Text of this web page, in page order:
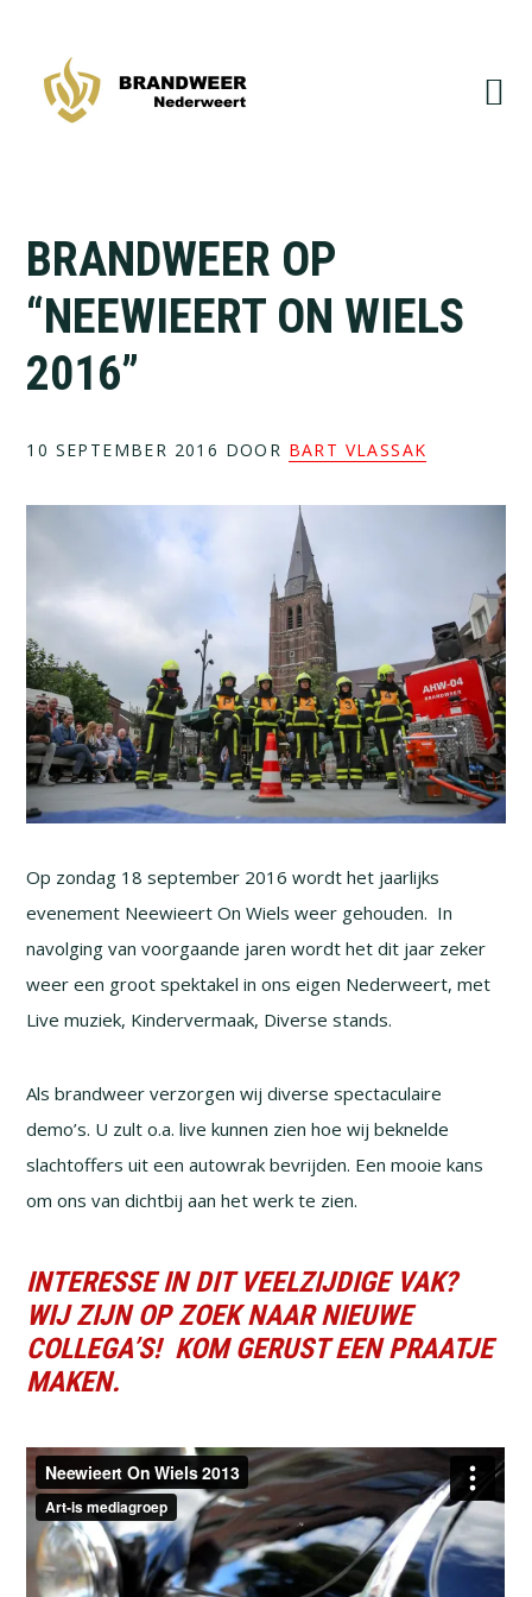
hoofdnavigatie
hoofd
BRANDWEER OP
“NEEWIEERT ON WIELS
2016”
10 SEPTEMBER 2016 DOOR BART VLASSAK
Op zondag 18 september 2016 wordt het jaarlijks
evenement Neewieert On Wiels weer gehouden. In
navolging van voorgaande jaren wordt het dit jaar zeker
weer een groot spektakel in ons eigen Nederweert, met
Live muziek, Kindervermaak, Diverse stands.
Als brandweer verzorgen wij diverse spectaculaire
demo’s. U zult o.a. live kunnen zien hoe wij beknelde
slachtoffers uit een autowrak bevrijden. Een mooie kans
om ons van dichtbij aan het werk te zien.
INTERESSE IN DIT VEELZIJDIGE VAK?
WIJ ZIJN OP ZOEK NAAR NIEUWE
COLLEGA’S! KOM GERUST EEN PRAATJE
MAKEN.